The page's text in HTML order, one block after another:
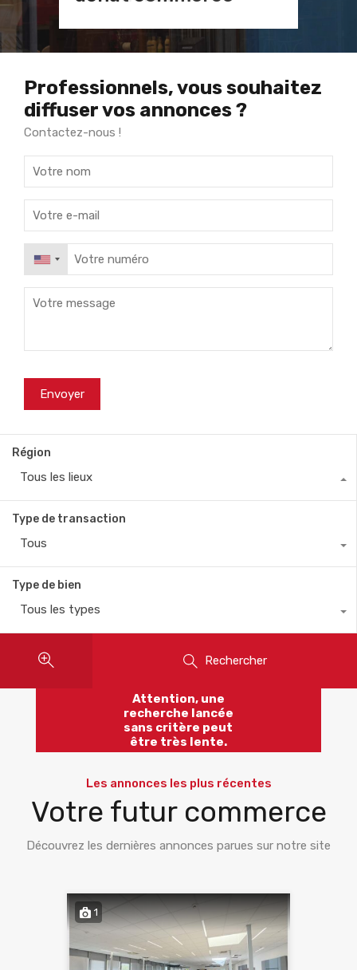
Professionnels, vous souhaitez
diffuser vos annonces ?
Contactez-nous !
Région
Tous les lieux
Type de transaction
Tous
Type de bien
Tous les types
Rechercher
Attention, une
recherche lancée
sans critère peut
être très lente.
Les annonces les plus récentes
Votre futur commerce
Découvrez les dernières annonces parues sur notre site
1